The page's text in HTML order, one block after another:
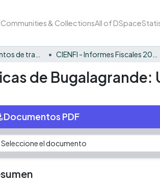
Communities & CollectionsAll of DSpace
de Bugalagrande:
Documentos PDF